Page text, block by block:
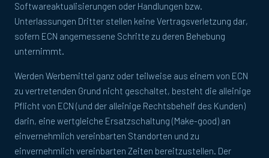
Softwareaktualisierungen oder Handlungen bzw.
Unterlassungen Dritter stellen keine Vertragsverletzung dar,
sofern ECN angemessene Schritte zu deren Behebung
unternimmt.
Werden Werbemittel ganz oder teilweise aus einem von ECN
zu vertretenden Grund nicht geschaltet, besteht die alleinige
Pflicht von ECN (und der alleinige Rechtsbehelf des Kunden)
darin, eine wertgleiche Ersatzschaltung (Make-good) an
einvernehmlich vereinbarten Standorten und zu
einvernehmlich vereinbarten Zeiten bereitzustellen. Der